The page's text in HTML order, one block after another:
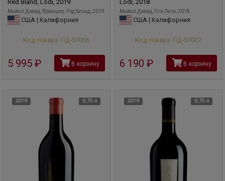
Red Bland, Lodi, 2019
Майкл Дэвид, Фрикшоу, Рэд Блэнд, 2019
США | Калифорния
Код товара: ПД-57006
5 995 руб В корзину
Lodi, 2018
Майкл Дэвид, Пти Пети, 2018
США | Калифорния
Код товара: ПД-57007
6 190 руб В корзину
2019 0,75 л 2019 0,75 л